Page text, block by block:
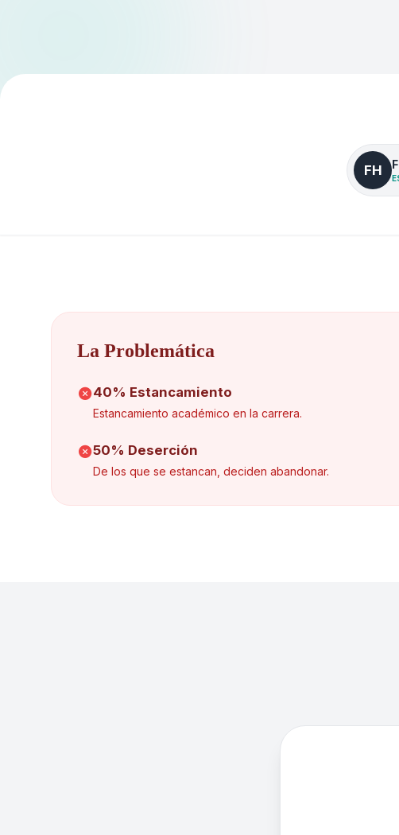
FH
La Problemática
40% Estancamiento
Estancamiento académico en la carrera.
50% Deserción
De los que se estancan, deciden abandonar.